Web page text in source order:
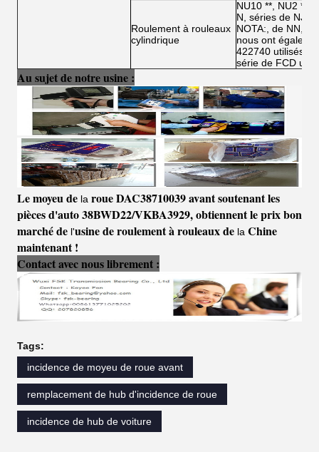
Roulement à rouleaux
cylindrique
NU10 **, NU2 **,
N, séries de NJ,
NOTA:, de NN,
nous ont
422740 utilisés
série de FCD
Au sujet de notre usine :
Le moyeu de la roue DAC38710039 avant soutenant les
pièces d'auto 38BWD22/VKBA3929, obtiennent leprixbon
marchéde l'usine de roulement à rouleaux de la Chine
maintenant !
Contact avec nous librement :
Tags:
incidence de moyeu de roue avant
remplacement de hub d'incidence de roue
incidence de hub de voiture